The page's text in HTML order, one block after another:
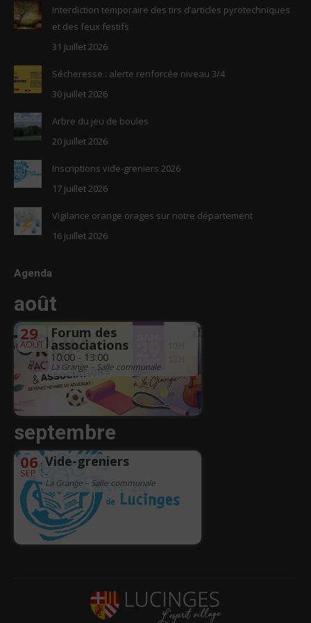
in
new
new
window
Interdiction temporaire des tirs d’articles pyrotechniques
et des feux festifs
31 juillet 2026
Sécheresse : alerte renforcée niveau 3/4
30 juillet 2026
Arbre du jeu de boules
20 juillet 2026
Inscriptions vide-greniers 2026
17 juillet 2026
Vigilance orange orages sur notre département
16 juillet 2026
Agenda
août
29
AOÛT
Forum des
associations
10:00 - 13:00
La Grange – Salle communale
septembre
06
SEP
Vide-greniers
-
La Grange – Salle communale